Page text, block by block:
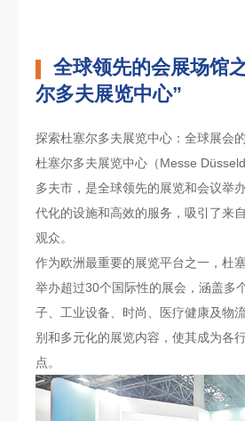
全球领先的会展场馆
尔多夫展览中心”
探索杜塞尔多夫展览中心：全球展会
杜塞尔多夫展览中心（Messe
多夫市，是全球领先的展览和会议举
代化的设施和高效的服务，吸引了来
观众。
作为欧洲最重要的展览平台之一，杜
举办超过30个国际性的展会，涵盖多
子、工业设备、时尚、医疗健康及物
别和多元化的展览内容，使其成为各
点。